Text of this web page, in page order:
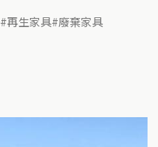
再生家具 廢棄家具